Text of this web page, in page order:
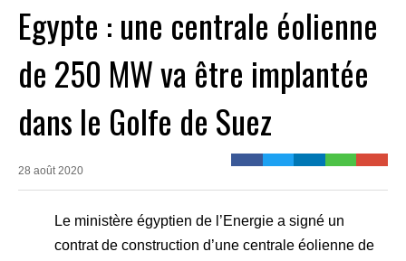
Egypte : une centrale éolienne
de 250 MW va être implantée
dans le Golfe de Suez
28 août 2020
Le ministère égyptien de l’Energie a signé un
contrat de construction d’une centrale éolienne de